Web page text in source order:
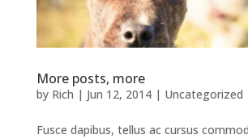
More posts, more
by Rich | Jun 12, 2014| Uncategorized
Fusce dapibus, tellus ac cursus